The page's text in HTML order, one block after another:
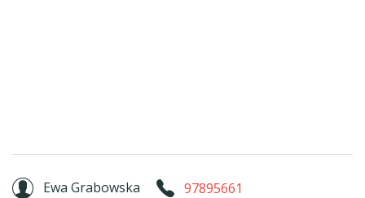
Ewa Grabowska 97895661